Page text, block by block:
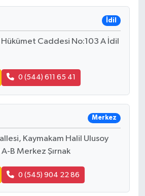
İdil
Hükümet Caddesi No:103 A İdil
0 (544) 611 65 41
Merkez
Kaymakam Halil Ulusoy
B Merkez Şırnak
0 (545) 904 22 86